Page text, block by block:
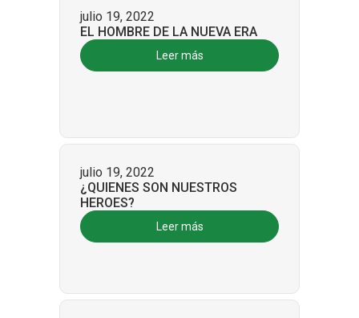
julio 19, 2022
EL HOMBRE DE LA NUEVA ERA
Leer más
julio 19, 2022
¿QUIENES SON NUESTROS
HEROES?
Leer más